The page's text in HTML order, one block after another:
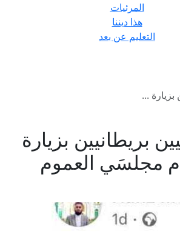
المرئيات
هذا ديننا
التعليم عن بعد
...
بريطانيين بزيارة
مجلسَي العموم